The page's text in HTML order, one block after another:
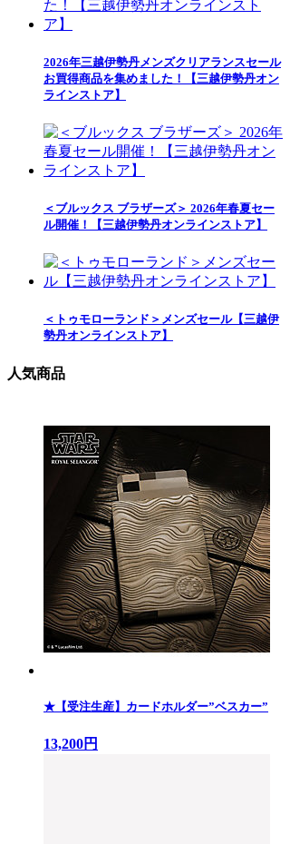
2026年三越伊勢丹メンズクリアランスセール
お買得商品を集めました！【三越伊勢丹オン
ラインストア】
＜ブルックス ブラザーズ＞ 2026年春夏セー
ル開催！【三越伊勢丹オンラインストア】
＜トゥモローランド＞メンズセール【三越伊
勢丹オンラインストア】
人気商品
★【受注生産】カードホルダー”ベスカー”
13,200円